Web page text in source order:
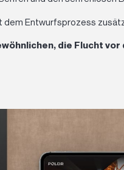
Entwurfsprozess
die Flucht